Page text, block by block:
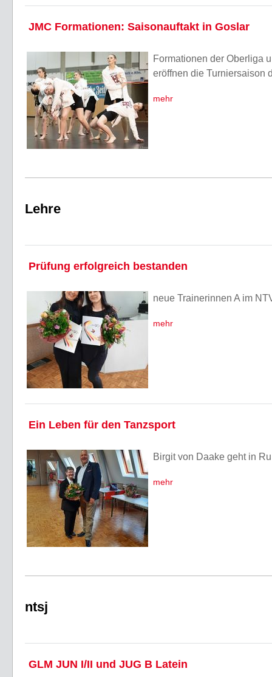
JMC Formationen: Saisonauftakt in Goslar
Formationen der Oberliga
eröffnen die Turniersaison
mehr
Lehre
Prüfung erfolgreich bestanden
neue Trainerinnen A im
mehr
Ein Leben für den Tanzsport
Birgit von Daake geht in
mehr
ntsj
GLM JUN I/II und JUG B Latein